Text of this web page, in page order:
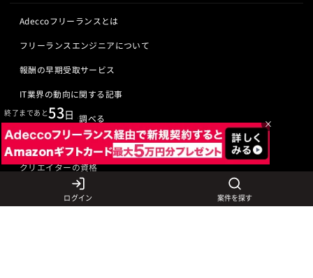
Adeccoフリーランスとは
フリーランスエンジニアについて
報酬の早期受取サービス
IT業界の動向に関する記事
IT業界の用語を調べる
ITエンジニアの資格
クリエイターの資格
言語から探す
ログイン 案件を探す
×
終了まであと53日